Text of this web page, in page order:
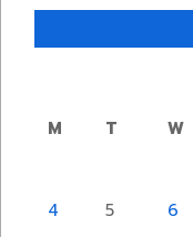
M
T W
4
5 6